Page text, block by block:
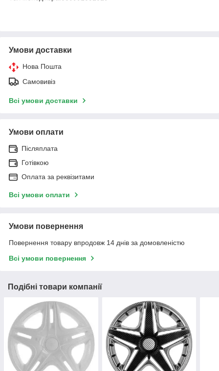
Умови доставки
Нова Пошта
Самовивіз
Всі умови доставки
Умови оплати
Післяплата
Готівкою
Оплата за реквізитами
Всі умови оплати
Умови повернення
Повернення товару впродовж 14 днів за домовленістю
Всі умови повернення
Подібні товари компанії